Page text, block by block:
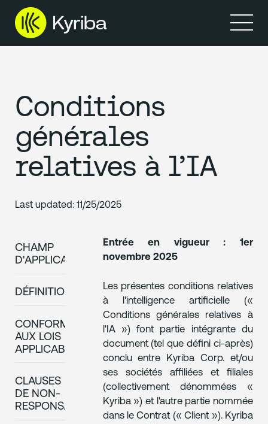
Produits
Ressources
Conditions
générales
relatives à l’IA
Last updated:11/25/2025
CHAMP
D'APPLICATION
DÉFINITIONS
CONFORMITÉ
AUX LOIS
APPLICABLES.
CLAUSES
DE NON-
RESPONSABILITÉ
Entrée en vigueur : 1er
novembre 2025
Les présentes conditions relatives
à l'intelligence artificielle («
Conditions générales relatives à
l'IA ») font partie intégrante du
document (tel que défini ci-après)
conclu entre Kyriba Corp. et/ou
ses sociétés affiliées et filiales
(collectivement dénommées «
Kyriba ») et l'autre partie nommée
dans le Contrat (« Client »). Kyriba